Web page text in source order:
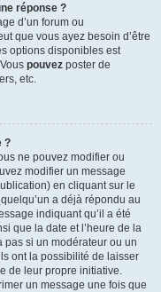
réponse ?
d’un forum ou
que vous ayez besoin d’être
options disponibles est
pouvez poster de
etc.
?
ne pouvez modifier ou
modifier un message
en cliquant sur le
a déjà répondu au
indiquant qu’il a été
que la date et l’heure de la
pas si un modérateur ou un
ont la possibilité de laisser
de leur propre initiative.
un message une fois que